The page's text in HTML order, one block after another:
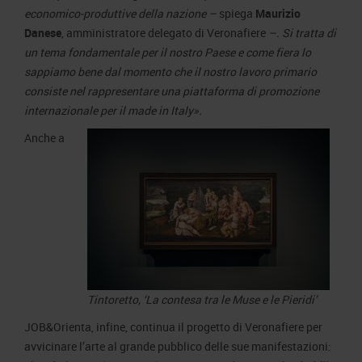
economico-produttive della nazione – spiega Maurizio
Danese, amministratore delegato di Veronafiere –. Si tratta di
un tema fondamentale per il nostro Paese e come fiera lo
sappiamo bene dal momento che il nostro lavoro primario
consiste nel rappresentare una piattaforma di promozione
internazionale per il made in Italy».
Tintoretto, ‘La contesa tra le Muse e le Pieridi’
Anche a
JOB&Orienta, infine, continua il progetto di Veronafiere per
avvicinare l’arte al grande pubblico delle sue manifestazioni: